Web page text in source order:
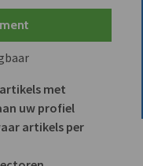
met
uw profiel
artikels per